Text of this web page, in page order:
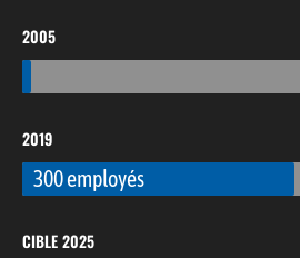
2005
2019
300 employés
CIBLE 2025